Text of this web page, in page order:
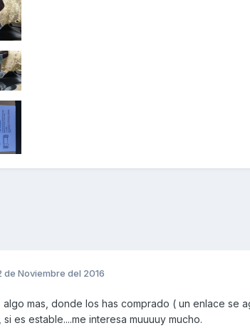
de Noviembre del 2016
algo mas, donde los has comprado ( un enlace se
si es estable....me interesa muuuuy mucho.